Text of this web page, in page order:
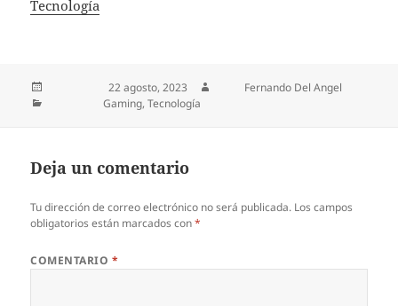
In relation to
Tecnología
Publicado el22 agosto, 2023
Fernando Del Angel
CategoríasGaming,Tecnología
Deja un comentario
Tu dirección de correo electrónico no será publicada. Los campos
obligatorios están marcados con*
COMENTARIO *